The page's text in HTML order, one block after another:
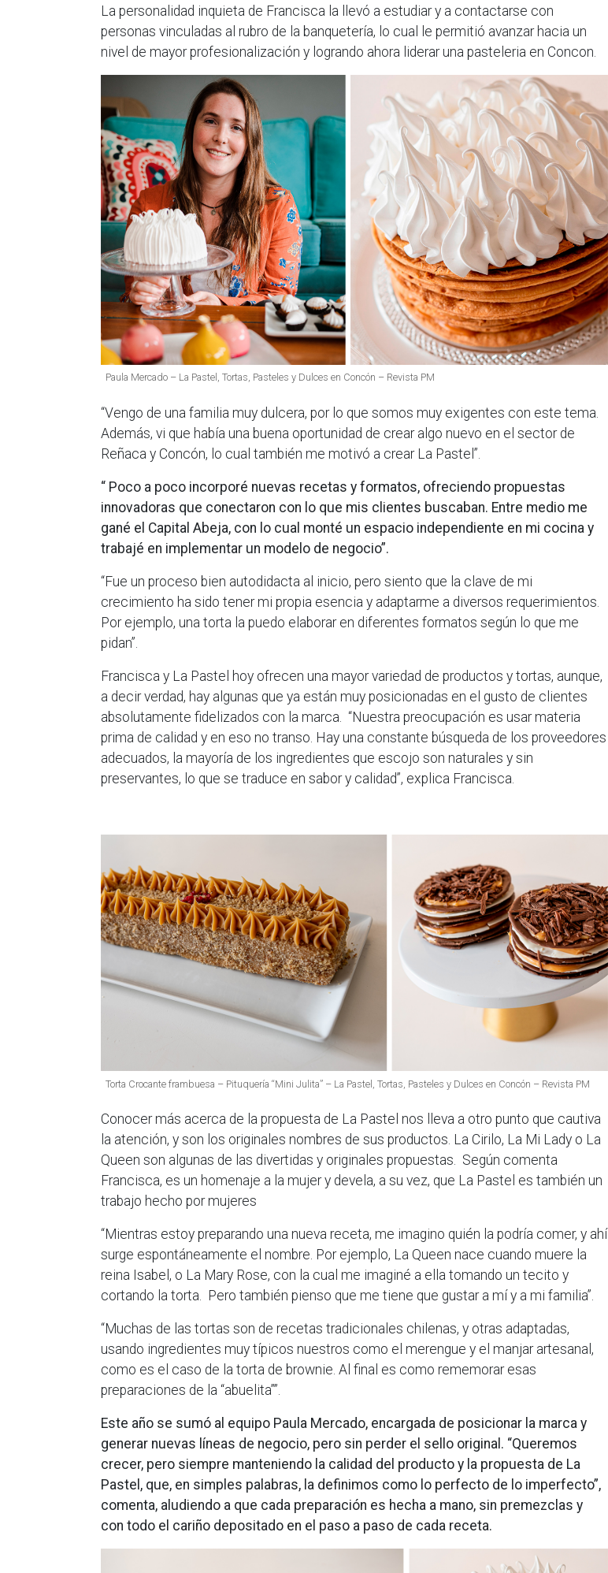
La personalidad inquieta de Francisca la llevó a estudiar y a contactarse con
personas vinculadas al rubro de la banquetería, lo cual le permitió avanzar hacia un
nivel de mayor profesionalización y logrando ahora liderar una pasteleria en Concon.
Paula Mercado – La Pastel, Tortas, Pasteles y Dulces en Concón – Revista PM
“Vengo de una familia muy dulcera, por lo que somos muy exigentes con este tema.
Además, vi que había una buena oportunidad de crear algo nuevo en el sector de
Reñaca y Concón, lo cual también me motivó a crear La Pastel”.
“ Poco a poco incorporé nuevas recetas y formatos, ofreciendo propuestas
innovadoras que conectaron con lo que mis clientes buscaban. Entre medio me
gané el Capital Abeja, con lo cual monté un espacio independiente en mi cocina y
trabajé en implementar un modelo de negocio”.
“Fue un proceso bien autodidacta al inicio, pero siento que la clave de mi
crecimiento ha sido tener mi propia esencia y adaptarme a diversos requerimientos.
Por ejemplo, una torta la puedo elaborar en diferentes formatos según lo que me
pidan”.
Francisca y La Pastel hoy ofrecen una mayor variedad de productos y tortas, aunque,
a decir verdad, hay algunas que ya están muy posicionadas en el gusto de clientes
absolutamente fidelizados con la marca. “Nuestra preocupación es usar materia
prima de calidad y en eso no transo. Hay una constante búsqueda de los proveedores
adecuados, la mayoría de los ingredientes que escojo son naturales y sin
preservantes, lo que se traduce en sabor y calidad”, explica Francisca.
Torta Crocante frambuesa – Pituquería “Mini Julita” – La Pastel, Tortas, Pasteles y Dulces en Concón – Revista PM
Conocer más acerca de la propuesta de La Pastel nos lleva a otro punto que cautiva
la atención, y son los originales nombres de sus productos. La Cirilo, La Mi Lady o La
Queen son algunas de las divertidas y originales propuestas. Según comenta
Francisca, es un homenaje a la mujer y devela, a su vez, que La Pastel es también un
trabajo hecho por mujeres
“Mientras estoy preparando una nueva receta, me imagino quién la podría comer, y ahí
surge espontáneamente el nombre. Por ejemplo, La Queen nace cuando muere la
reina Isabel, o La Mary Rose, con la cual me imaginé a ella tomando un tecito y
cortando la torta. Pero también pienso que me tiene que gustar a mí y a mi familia”.
“Muchas de las tortas son de recetas tradicionales chilenas, y otras adaptadas,
usando ingredientes muy típicos nuestros como el merengue y el manjar artesanal,
como es el caso de la torta de brownie. Al final es como rememorar esas
preparaciones de la “abuelita””.
Este año se sumó al equipo Paula Mercado, encargada de posicionar la marca y
generar nuevas líneas de negocio, pero sin perder el sello original. “Queremos
crecer, pero siempre manteniendo la calidad del producto y la propuesta de La
Pastel, que, en simples palabras, la definimos como lo perfecto de lo imperfecto”,
comenta, aludiendo a que cada preparación es hecha a mano, sin premezclas y
con todo el cariño depositado en el paso a paso de cada receta.